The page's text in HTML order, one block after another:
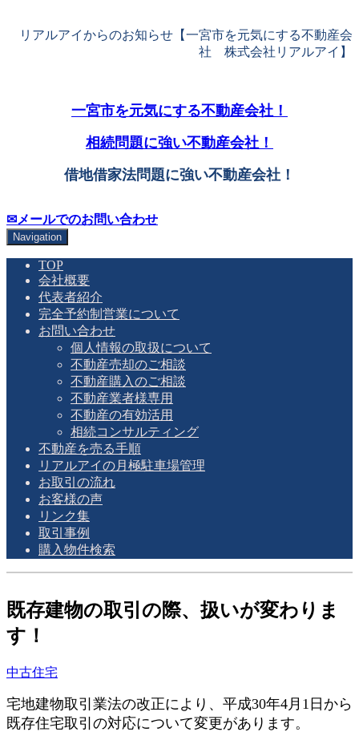
リアルアイからのお知らせ【一宮市を元気にする不動産会
社 株式会社リアルアイ】
一宮市を元気にする不動産会社！
相続問題に強い不動産会社！
借地借家法問題に強い不動産会社！
✉メールでのお問い合わせ
Navigation
TOP
会社概要
代表者紹介
完全予約制営業について
お問い合わせ
個人情報の取扱について
不動産売却のご相談
不動産購入のご相談
不動産業者様専用
不動産の有効活用
相続コンサルティング
不動産を売る手順
リアルアイの月極駐車場管理
お取引の流れ
お客様の声
リンク集
取引事例
購入物件検索
既存建物の取引の際、扱いが変わりま
す！
中古住宅
宅地建物取引業法の改正により、平成30年4月1日から
既存住宅取引の対応について変更があります。